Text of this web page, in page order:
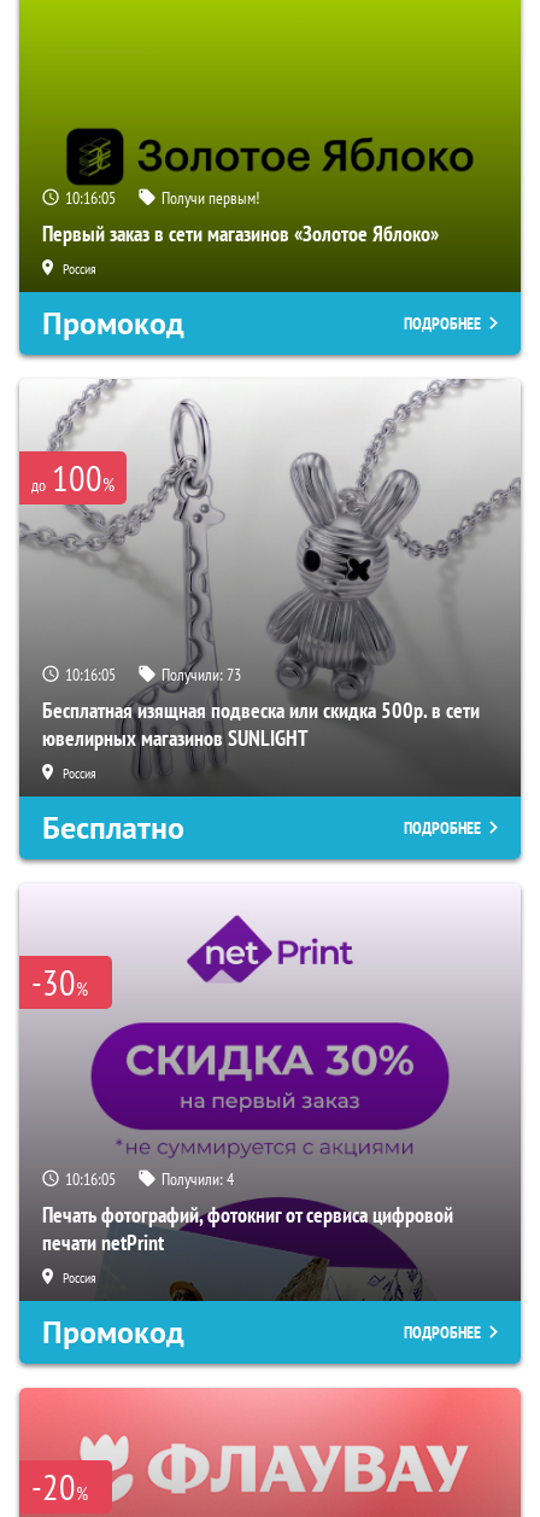
10:16:03 Получи первым!
Первый заказ в сети магазинов «Золотое Яблоко»
Россия
Промокод ПОДРОБНЕЕ
до 100%
10:16:03 Получили:73
Бесплатная изящная подвеска или скидка 500р. в сети
ювелирных магазинов SUNLIGHT
Россия
Бесплатно ПОДРОБНЕЕ
-30%
10:16:03 Получили:4
Печать фотографий, фотокниг от сервиса цифровой
печати netPrint
Россия
Промокод ПОДРОБНЕЕ
-20%